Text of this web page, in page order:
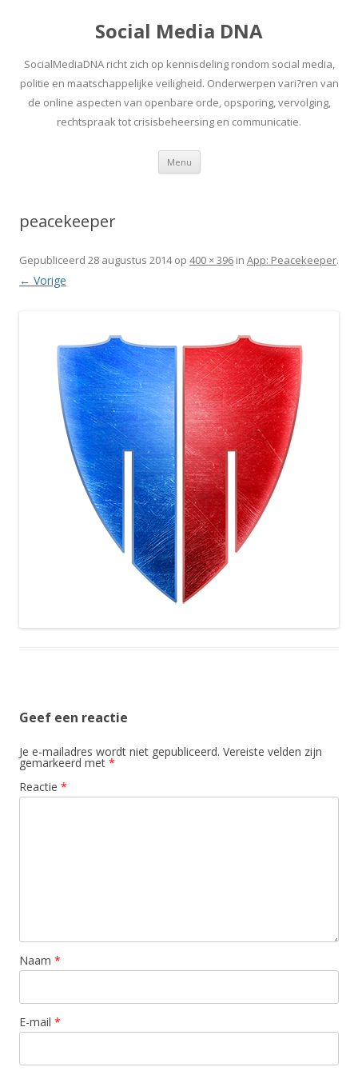
Social Media DNA
SocialMediaDNA richt zich op kennisdeling rondom social media,
politie en maatschappelijke veiligheid. Onderwerpen vari?ren van
de online aspecten van openbare orde, opsporing, vervolging,
rechtspraak tot crisisbeheersing en communicatie.
Menu Spring
inhoud
peacekeeper
Gepubliceerd 28 augustus 2014op 400 × 396 in App: Peacekeeper.
← Vorige
Geef een reactie
Je e-mailadres wordt niet gepubliceerd. Vereiste velden zijn
gemarkeerd met *
Reactie *
Naam *
E-mail *